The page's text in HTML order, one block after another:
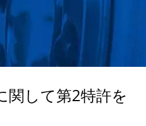
ンホイール
AXLE /
ールメーカ
OIL
CO.,
関して第2特許を